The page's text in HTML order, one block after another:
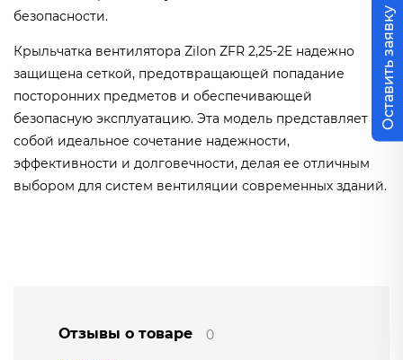
безопасности.
Крыльчатка вентилятора Zilon ZFR 2,25-2E надежно
защищена сеткой, предотвращающей попадание
посторонних предметов и обеспечивающей
безопасную эксплуатацию. Эта модель представляет
собой идеальное сочетание надежности,
эффективности и долговечности, делая ее отличным
выбором для систем вентиляции современных зданий.
Отзывы о товаре
0
Оставить заявку